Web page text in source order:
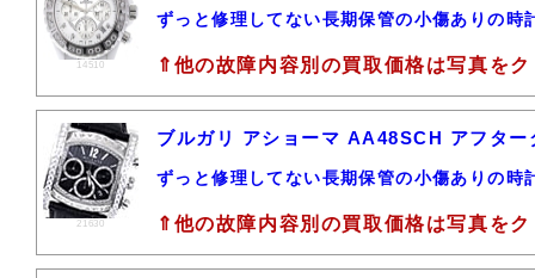
14510
ずっと修理してない長期保管の小傷ありの時
⇑他の故障内容別の買取価格は写真を
21630
ブルガリ アショーマ AA48SCH アフタ
ずっと修理してない長期保管の小傷ありの時
⇑他の故障内容別の買取価格は写真を